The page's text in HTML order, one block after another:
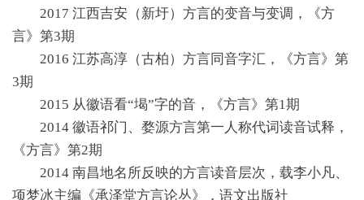
2017 江西吉安（新圩）方言的变音与变调，《方
言》第3期
2016 江苏高淳（古柏）方言同音字汇，《方言》第
3期
2015 从徽语看“堨”字的音，《方言》第1期
2014 徽语祁门、婺源方言第一人称代词读音试释，
《方言》第2期
2014 南昌地名所反映的方言读音层次，载李小凡、
项梦冰主编《承泽堂方言论丛》，语文出版社